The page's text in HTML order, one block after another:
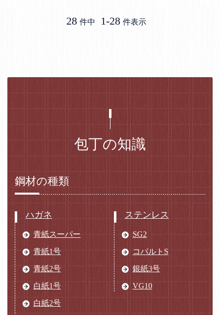
28 件中 1-28 件表示
包丁の知識
鋼材の種類
ハガネ
青紙スーパー
青紙1号
青紙2号
白紙1号
白紙2号
ステンレス
SG2
コバルトS
銀紙3号
VG10